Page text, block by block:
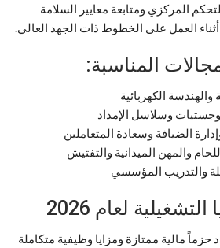
المركزي ومتابعة معايير السلامة
أثناء العمل على الخطوط ذات الجهد العالي.
المناسبة:
والهندسة الكهربائية
وسلاسل الإمداد
الضيافة وسعادة المتعاملين
والمهن الميدانية والتفتيش
والتدريب المؤسسي
لعام 2026
مالية ممتازة ومزايا وظيفية متكاملة